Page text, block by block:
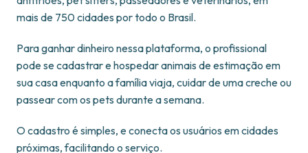
mais de 750 cidades por todo o Brasil.
Para ganhar dinheiro nessa plataforma, o profissional
pode se cadastrar e hospedar animais de estimação em
sua casa enquanto a família viaja, cuidar de uma creche ou
passear com os pets durante a semana.
O cadastro é simples, e conecta os usuários em cidades
próximas, facilitando o serviço.